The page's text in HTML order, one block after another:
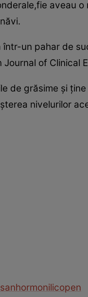
aveau
un pahar de
of Clinical
de grăsime şi
nivelurilor
hormonilicopen